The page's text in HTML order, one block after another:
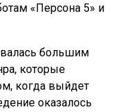
«Персона 5» и
большим
которые
когда выйдет
оказалось